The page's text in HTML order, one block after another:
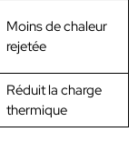
Moins de chaleur
rejetée
Réduit la charge
thermique